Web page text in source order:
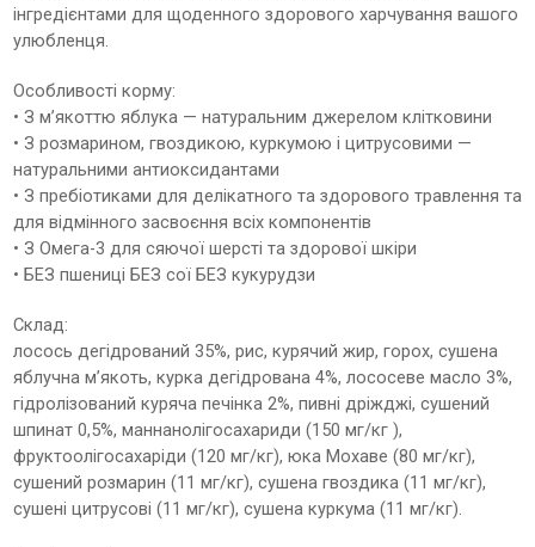
інгредієнтами для щоденного здорового харчування вашого
улюбленця.
Особливості корму:
• З м’якоттю яблука — натуральним джерелом клітковини
• З розмарином, гвоздикою, куркумою і цитрусовими —
натуральними антиоксидантами
• З пребіотиками для делікатного та здорового травлення та
для відмінного засвоєння всіх компонентів
• З Омега-3 для сяючої шерсті та здорової шкіри
• БЕЗ пшениці БЕЗ сої БЕЗ кукурудзи
Склад:
лосось дегідрований 35%, рис, курячий жир, горох, сушена
яблучна м’якоть, курка дегідрована 4%, лососеве масло 3%,
гідролізований куряча печінка 2%, пивні дріжджі, сушений
шпинат 0,5%, маннанолігосахариди (150 мг/кг ),
фруктоолігосахаріди (120 мг/кг), юка Мохаве (80 мг/кг),
сушений розмарин (11 мг/кг), сушена гвоздика (11 мг/кг),
сушені цитрусові (11 мг/кг), сушена куркума (11 мг/кг).